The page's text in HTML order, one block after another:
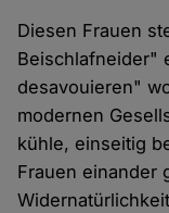
Diesen Frauen
Beischlafneider"
desavouieren"
modernen
kühle, einseitig
Frauen einander